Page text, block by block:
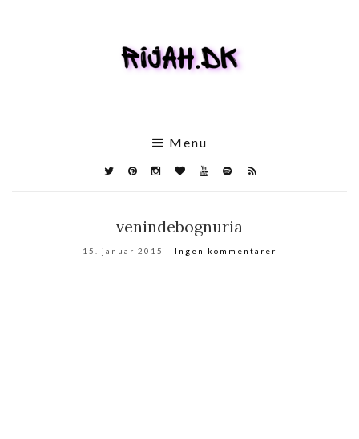
Menu
venindebognuria
15. januar 2015 Ingen kommentarer